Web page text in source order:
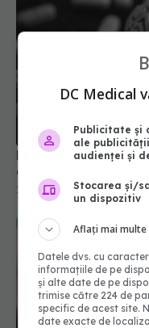
Efectele
17 apr 2026, 09:43
DC Medical
Publicitate și
ale
audienței și
Stocarea și/
un dispozitiv
Aflați mai multe
Datele dvs. cu
informațiile de pe
și alte date de pe
trimise către 224 de
specific de acest site.
date exacte de